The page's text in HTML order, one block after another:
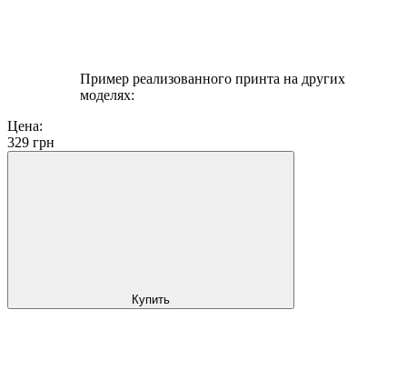
Пример реализованного принта на других
моделях:
Цена:
329 грн
Купить